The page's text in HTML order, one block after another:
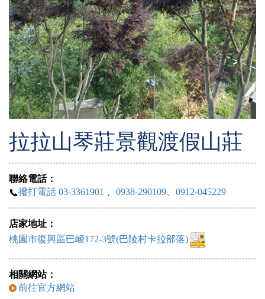
拉拉山琴莊景觀渡假山莊
聯絡電話：
撥打電話 03-3361901
0938-290109、0912-045229
店家地址：
桃園市復興區巴崚172-3號(巴陵村卡拉部落)
相關網站：
前往官方網站